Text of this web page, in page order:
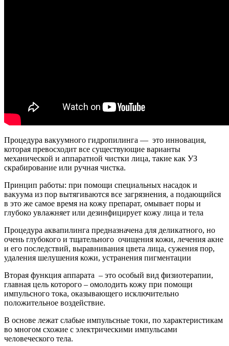
Процедура вакуумного гидропилинга — это инновация,
которая превосходит все существующие варианты
механической и аппаратной чистки лица, такие как УЗ
скрабирование или ручная чистка.
Принцип работы: при помощи специальных насадок и
вакуума из пор вытягиваются все загрязнения, а подающийся
в это же самое время на кожу препарат, омывает поры и
глубоко увлажняет или дезинфицирует кожу лица и тела
Процедура аквапилинга предназначена для деликатного, но
очень глубокого и тщательного очищения кожи, лечения акне
и его последствий, выравнивания цвета лица, сужения пор,
удаления шелушения кожи, устранения пигментации
Вторая функция аппарата – это особый вид физиотерапии,
главная цель которого – омолодить кожу при помощи
импульсного тока, оказывающего исключительно
положительное воздействие.
В основе лежат слабые импульсные токи, по характеристикам
во многом схожие с электрическими импульсами
человеческого тела.